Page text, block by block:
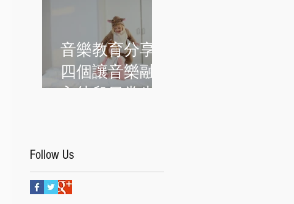
音樂教育分享:
四個讓音樂融
入幼兒日常生
Follow Us